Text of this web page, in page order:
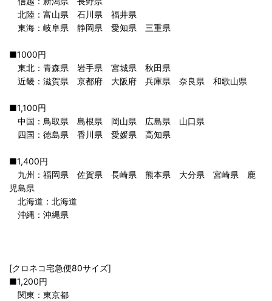
北陸：富山県 石川県 福井県
東海：岐阜県 静岡県 愛知県 三重県
■1000円
東北：青森県 岩手県 宮城県 秋田県
近畿：滋賀県 京都府 大阪府 兵庫県 奈良県 和歌山県
■1,100円
中国：鳥取県 島根県 岡山県 広島県 山口県
四国：徳島県 香川県 愛媛県 高知県
■1,400円
九州：福岡県 佐賀県 長崎県 熊本県 大分県 宮崎県 鹿
児島県
北海道：北海道
沖縄：沖縄県
[クロネコ宅急便80サイズ]
■1,200円
関東：東京都